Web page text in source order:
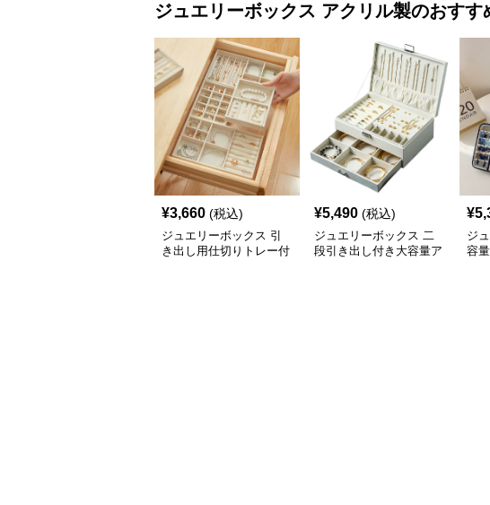
ジュエリーボックス アクリル製のおすす
¥3,660 (税込)
ジュエリーボックス 引
き出し用仕切りトレー付
¥5,490 (税込)
ジュエリーボックス 二
段引き出し付き大容量ア
¥
ジ
容